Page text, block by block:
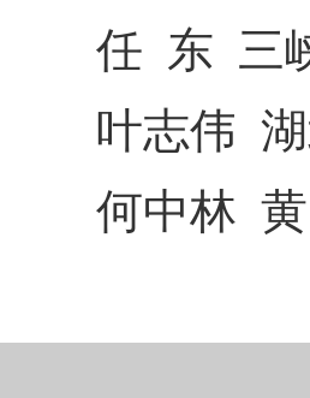
任 东 三
叶志伟
何中林